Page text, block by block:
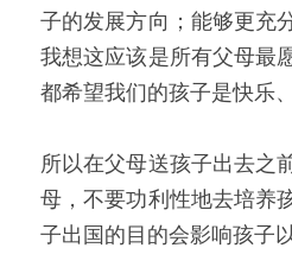
子的发展方向；能够更充
我想这应该是所有父母最
都希望我们的孩子是快乐
所以在父母送孩子出去之
母，不要功利性地去培养
子出国的目的会影响孩子